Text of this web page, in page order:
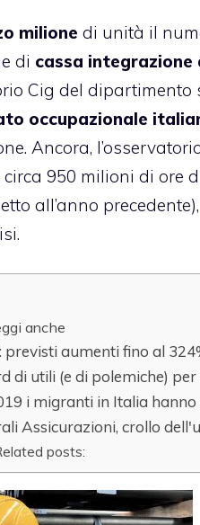
milione di unità il
di cassa integrazione
Cig del dipartimento
occupazionale
Ancora,
950 milioni di ore
all’anno
anche
previsti aumenti fino al
di utili (e di polemiche) per
i migranti in Italia
Assicurazioni, crollo
posts: